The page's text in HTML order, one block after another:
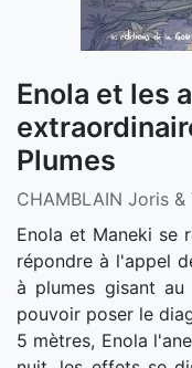
Enola et les
Plumes
CHAMBLAIN Joris &
Enola et Maneki se
répondre à l'appel
à plumes gisant
pouvoir poser le
5 mètres, Enola